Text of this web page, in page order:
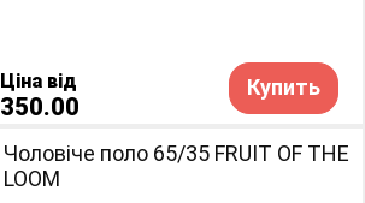
Ціна від
350.00
Купить
Чоловіче поло 65/35 FRUIT OF THE
LOOM